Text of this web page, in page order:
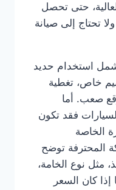
حتى تحصل
تحتاج إلى صيانة
استخدام حديد
خاص، تغطية
صعب. أما
فقد تكون
الخاصة
المحترفة توضح
مثل نوع الخامة،
كان السعر